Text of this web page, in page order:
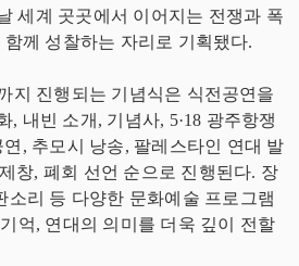
세계 곳곳에서 이어지는 전쟁과 폭
께 성찰하는 자리로 기획됐다.
지 진행되는 기념식은 식전공연을
, 내빈 소개, 기념사, 5·18 광주항쟁
, 추모시 낭송, 팔레스타인 연대 발
창, 폐회 선언 순으로 진행된다. 장
소리 등 다양한 문화예술 프로그램
억, 연대의 의미를 더욱 깊이 전할